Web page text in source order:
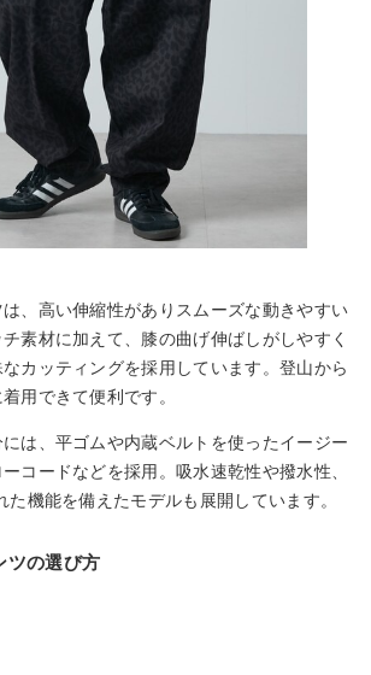
、高い伸縮性がありスムーズな動きやすい
素材に加えて、膝の曲げ伸ばしがしやすく
カッティングを採用しています。登山から
用できて便利です。
は、平ゴムや内蔵ベルトを使ったイージー
コードなどを採用。吸水速乾性や撥水性、
た機能を備えたモデルも展開しています。
ツの選び方